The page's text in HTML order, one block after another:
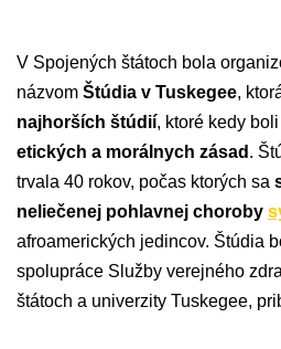
V Spojených štátoch bola
názvom Štúdia v Tuskegee,
najhorších štúdií, ktoré kedy
etických a morálnych zásad .
trvala 40 rokov, počas ktorých sa
neliečenej pohlavnej choroby
afroamerických jedincov. Štúdia
spolupráce Služby verejného
štátoch a univerzity Tuskegee,